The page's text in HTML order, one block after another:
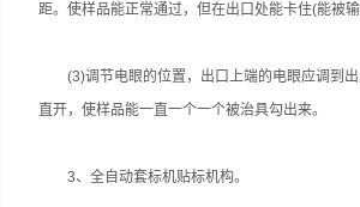
距。使样品能正常通过，但在出口处能卡住(能被输
(3)调节电眼的位置，出口上端的电眼应调到出
直开，使样品能一直一个一个被治具勾出来。
3、全自动套标机贴标机构。